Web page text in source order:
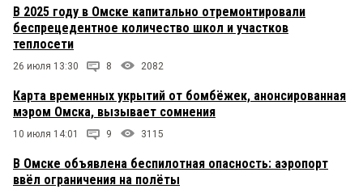
В 2025 году в Омске капитально отремонтировали
беспрецедентное количество школ и участков
теплосети
26 июля 13:30 8 2082
Карта временных укрытий от бомбёжек, анонсированная
мэром Омска, вызывает сомнения
10 июля 14:01 9 3115
В Омске объявлена беспилотная опасность: аэропорт
ввёл ограничения на полёты